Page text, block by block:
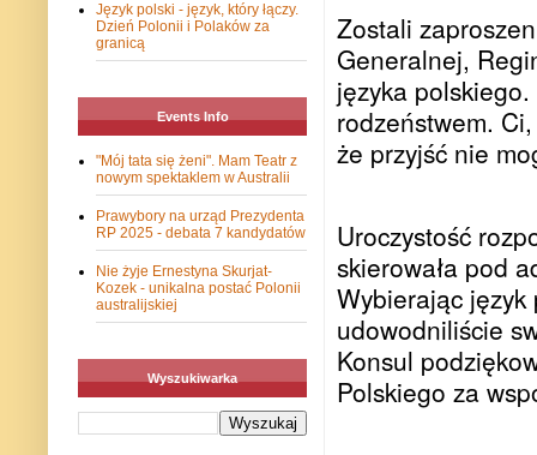
Zostali
Generalnej,
języka
rodzeństwem.
że przyjść nie
Uroczystość
skierowała pod
Wybierając
udowodniliście
Konsul
Polskiego za
Język polski - język, który łączy.
Dzień Polonii i Polaków za
granicą
Events Info
"Mój tata się żeni". Mam Teatr z
nowym spektaklem w Australii
Prawybory na urząd Prezydenta
RP 2025 - debata 7 kandydatów
Nie żyje Ernestyna Skurjat-
Kozek - unikalna postać Polonii
australijskiej
Wyszukiwarka